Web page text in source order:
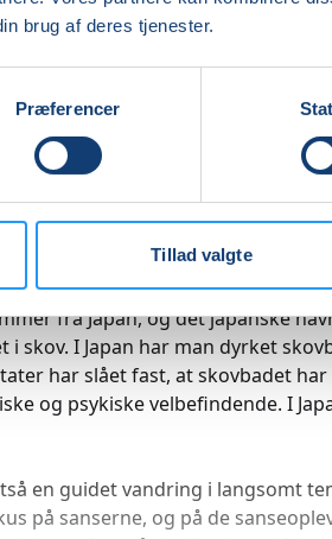
brug af deres tjenester.
Præferencer
Tillad valgte
velbefindende.
kan beskrives som en
langs kysten. Der er således
Man kan i stedet sige, at vi
fra Japan, og det japanske
i skov. I Japan har man dyrket
har slået fast, at skovbadet
og psykiske velbefindende. I
en guidet vandring i langsomt
på sanserne, og på de